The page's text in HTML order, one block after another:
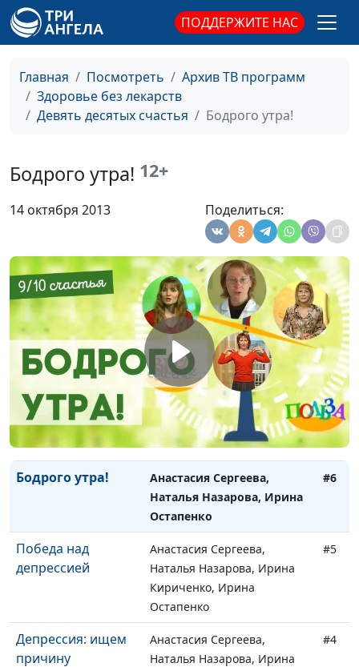
ПОДДЕРЖИТЕ НАС
Главная Посмотреть
Архив ТВ программ
Здоровье без лекарств
Девять десятых счастья
Бодрого утра!
Бодрого утра! 12+
14 октября 2013 Поделиться:
Как всегда быть
красивой
Анастасия Сергеева, Юлия
Шеренговская, Ирина
Остапенко
#11
Движение - это
Анастасия Сергеева,
Остапенко
Движение -
Анастасия Сергеева,
Наталья Назарова, Ирина
Кириченко, Ирина
Остапенко
Привычка
побеждать
Анастасия Сергеева,
Наталья Назарова, Ирина
Кириченко, Ирина
Остапенко
#8
самоконтроль,
дающий свободу
Анастасия Сергеева,
Наталья Назарова, Ирина
Кириченко, Ирина
Остапенко
#7
Бодрого утра!
Анастасия Сергеева,
Наталья Назарова, Ирина
Остапенко
#6
Победа над
депрессией
Анастасия Сергеева,
Наталья Назарова, Ирина
Кириченко, Ирина
Остапенко
#5
Депрессия: ищем
причину
Анастасия Сергеева,
Наталья Назарова, Ирина
#4